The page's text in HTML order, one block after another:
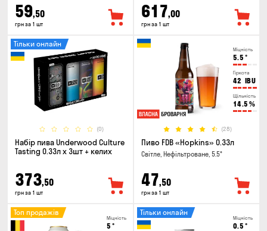
59,50
грн за 1 шт
617,00
грн за 1 шт
(0)
Тільки онлайн
Набір пива Underwood Culture
Tasting 0.33л x 3шт + келих
373,50
грн за 1 шт
Міцність
5.5 °
Гіркота
42 IBU
Щільність
14.5 %
(28)
Пиво FDB «Hopkins» 0.33л
Світле, Нефільтроване, 5.5°
47,50
грн за 1 шт
Міцність
5 °
Топ продажів
Міцність
0.5 °
Тільки онлайн